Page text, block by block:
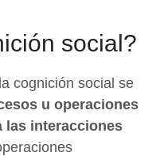
social?
cognición social se
u operaciones
las interacciones